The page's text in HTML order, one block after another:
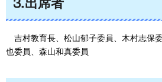
⒊出席者
吉村教育長、 松山郁子委員、木村志保
也委員、森山和真委員